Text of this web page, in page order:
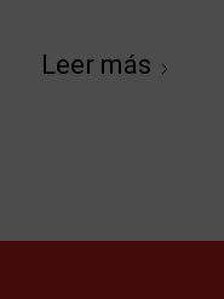
Leer más